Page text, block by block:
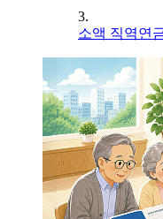
3.
소액 직역연